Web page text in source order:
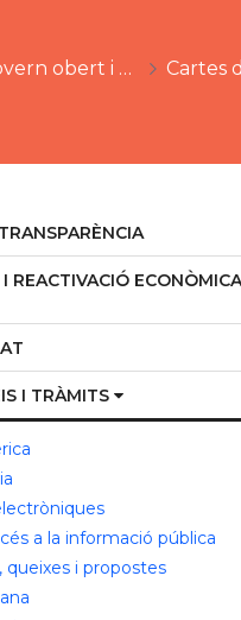
Govern obert i transparència
REACTIVACIÓ
I TRÀMITS
a la informació pública
i propostes